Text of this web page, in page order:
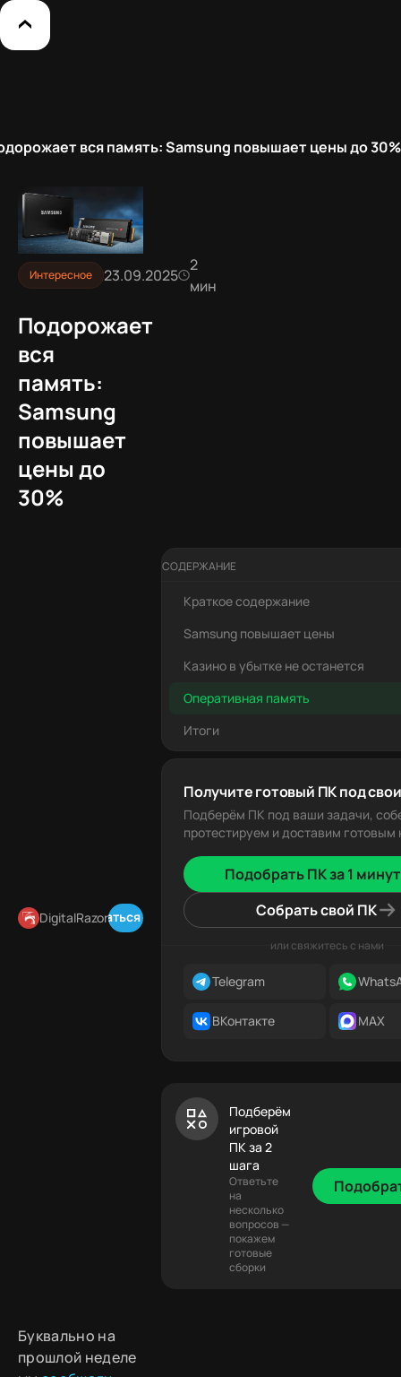
вся память: Samsung повышает цены до 30%
Интересное 23.09.2025
2
мин
Подорожает
вся
память:
Samsung
повышает
цены до
30%
DigitalRazor
Подписаться в Telegram
СОДЕРЖАНИЕ
Краткое содержание
Samsung повышает цены
Казино в убытке не останется
Оперативная память
Итоги
Получите готовый ПК под
Подберём ПК под ваши задачи,
протестируем и доставим готовым
Подобрать ПК за 1
Собрать свой ПК
или свяжитесь с нами
Telegram
ВКонтакте MAX
Подберём
игровой
ПК за 2
шага
Ответьте
на
несколько
вопросов —
покажем
готовые
сборки
Буквально на
прошлой неделе